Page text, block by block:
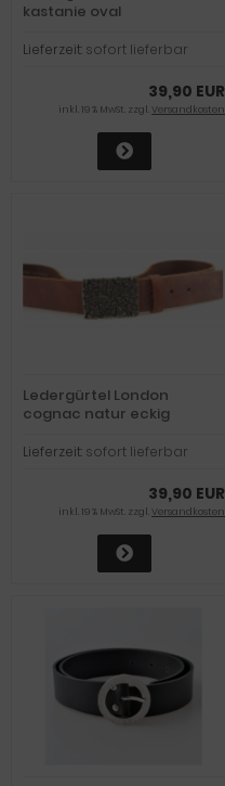
kastanie oval
Lieferzeit: sofort lieferbar
39,90 EUR
inkl. 19 % MwSt. zzgl.Versandkosten
Ledergürtel London
cognac natur eckig
Lieferzeit: sofort lieferbar
39,90 EUR
inkl. 19 % MwSt. zzgl.Versandkosten